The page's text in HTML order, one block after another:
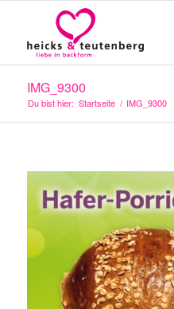
IMG_9300
Du bist hier: Startseite / IMG_9300